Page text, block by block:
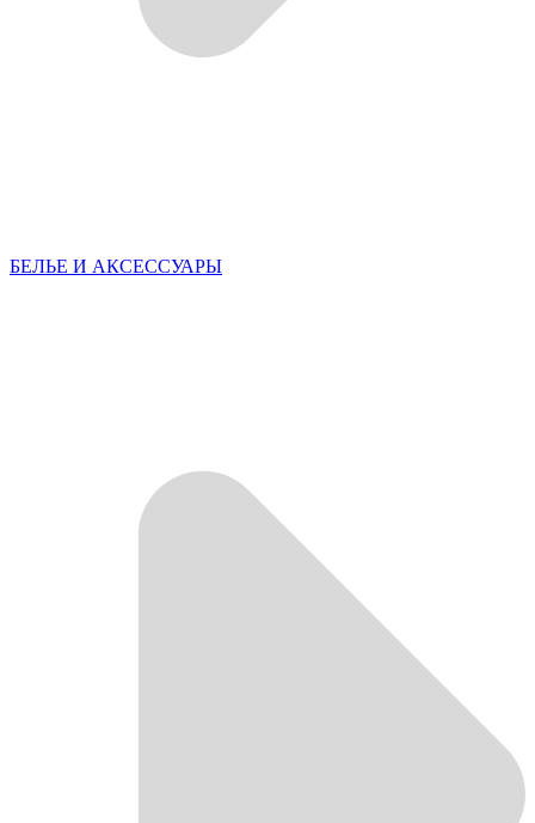
БЕЛЬЕ И АКСЕССУАРЫ